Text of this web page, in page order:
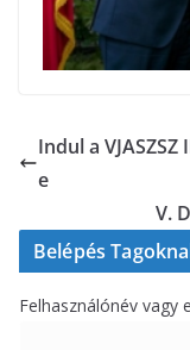
Indul a
e
V.
Belépés
Felhasználónév vagy